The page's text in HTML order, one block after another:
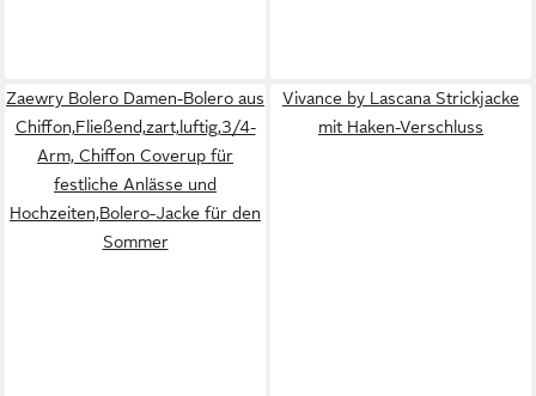
Zaewry Bolero Damen-Bolero aus
Chiffon,Fließend,zart,luftig,3/4-
Arm, Chiffon Coverup für
festliche Anlässe und
Hochzeiten,Bolero-Jacke für den
Sommer
Vivance by Lascana Strickjacke
mit Haken-Verschluss